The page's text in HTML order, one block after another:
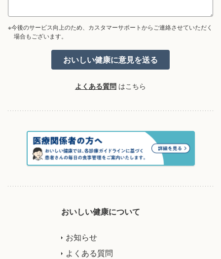
※今後のサービス向上のため、カスタマーサポートからご連絡させていただく
場合もございます。
よくある質問 はこちら
おいしい健康について
お知らせ
よくある質問